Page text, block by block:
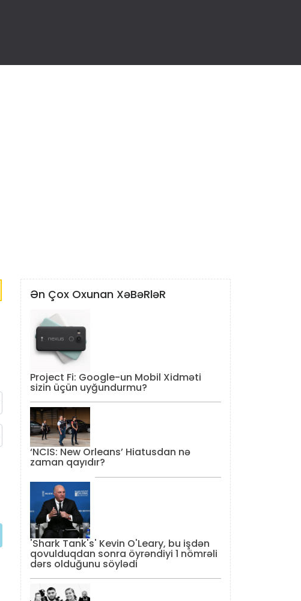
Ən Çox Oxunan XəBəRləR
Project Fi: Google-un Mobil Xidməti
sizin üçün uyğundurmu?
‘NCIS: New Orleans’ Hiatusdan nə
zaman qayıdır?
'Shark Tank's' Kevin O'Leary, bu işdən
qovulduqdan sonra öyrəndiyi 1 nömrəli
dərs olduğunu söylədi